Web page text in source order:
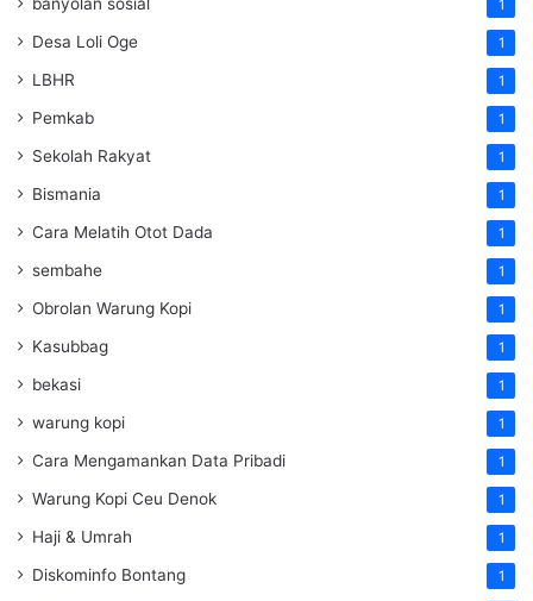
1
Desa Loli Oge 1
LBHR 1
Pemkab 1
Sekolah Rakyat 1
Bismania 1
Cara Melatih Otot Dada 1
sembahe 1
Obrolan Warung Kopi 1
Kasubbag 1
bekasi 1
warung kopi 1
Cara Mengamankan Data Pribadi 1
Warung Kopi Ceu Denok 1
Haji & Umrah 1
Diskominfo Bontang 1